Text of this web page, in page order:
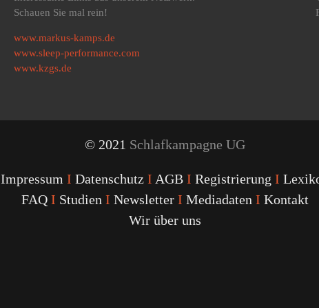
Schauen Sie mal rein!
www.markus-kamps.de
www.sleep-performance.com
www.kzgs.de
© 2021 Schlafkampagne UG
Impressum I Datenschutz I AGB I Registrierung I
FAQ I Studien I Newsletter I Mediadaten I Kontakt
Wir über uns